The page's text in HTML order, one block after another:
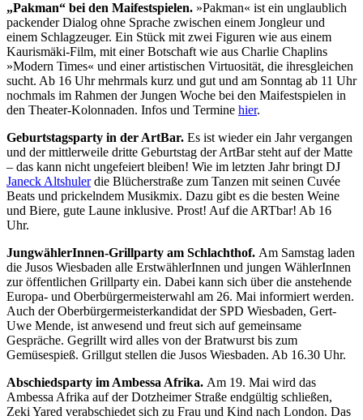
„Pakman“ bei den Maifestspielen. »Pakman« ist ein unglaublich
packender Dialog ohne Sprache zwischen einem Jongleur und
einem Schlagzeuger. Ein Stück mit zwei Figuren wie aus einem
Kaurismäki-Film, mit einer Botschaft wie aus Charlie Chaplins
»Modern Times« und einer artistischen Virtuosität, die ihresgleichen
sucht. Ab 16 Uhr mehrmals kurz und gut und am Sonntag ab 11 Uhr
nochmals im Rahmen der Jungen Woche bei den Maifestspielen in
den Theater-Kolonnaden. Infos und Termine hier.
Geburtstagsparty in der ArtBar. Es ist wieder ein Jahr vergangen
und der mittlerweile dritte Geburtstag der ArtBar steht auf der Matte
– das kann nicht ungefeiert bleiben! Wie im letzten Jahr bringt DJ
Janeck Altshulerdie Blücherstraße zum Tanzen mit seinen Cuvée
Beats und prickelndem Musikmix. Dazu gibt es die besten Weine
und Biere, gute Laune inklusive. Prost! Auf die ARTbar! Ab 16
Uhr.
JungwählerInnen-Grillparty am Schlachthof. Am Samstag laden
die Jusos Wiesbaden alle ErstwählerInnen und jungen WählerInnen
zur öffentlichen Grillparty ein. Dabei kann sich über die anstehende
Europa- und Oberbürgermeisterwahl am 26. Mai informiert werden.
Auch der Oberbürgermeisterkandidat der SPD Wiesbaden, Gert-
Uwe Mende, ist anwesend und freut sich auf gemeinsame
Gespräche. Gegrillt wird alles von der Bratwurst bis zum
Gemüsespieß. Grillgut stellen die Jusos Wiesbaden. Ab 16.30 Uhr.
Abschiedsparty im Ambessa Afrika. Am 19. Mai wird das
Ambessa Afrika auf der Dotzheimer Straße endgültig schließen,
Zeki Yared verabschiedet sich zu Frau und Kind nach London. Das